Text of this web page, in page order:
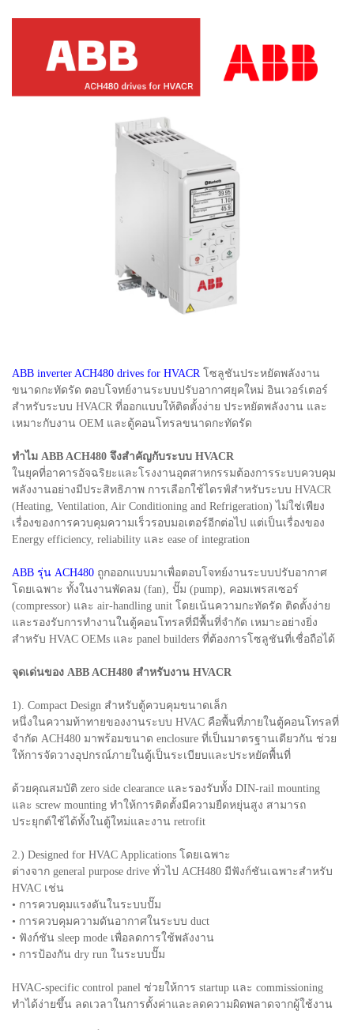
ABB inverter ACH480 drives for HVACR โซลูชันประหยัดพลังงาน
ขนาดกะทัดรัด ตอบโจทย์งานระบบปรับอากาศยุคใหม่ อินเวอร์เตอร์
สำหรับระบบ HVACR ที่ออกแบบให้ติดตั้งง่าย ประหยัดพลังงาน และ
เหมาะกับงาน OEM และตู้คอนโทรลขนาดกะทัดรัด
ทำไม ABB ACH480 จึงสำคัญกับระบบ HVACR
ในยุคที่อาคารอัจฉริยะและโรงงานอุตสาหกรรมต้องการระบบควบคุม
พลังงานอย่างมีประสิทธิภาพ การเลือกใช้ไดรฟ์สำหรับระบบ HVACR
(Heating, Ventilation, Air Conditioning and Refrigeration) ไม่ใช่เพียง
เรื่องของการควบคุมความเร็วรอบมอเตอร์อีกต่อไป แต่เป็นเรื่องของ
Energy efficiency, reliability และ ease of integration
ABB รุ่น ACH480 ถูกออกแบบมาเพื่อตอบโจทย์งานระบบปรับอากาศ
โดยเฉพาะ ทั้งในงานพัดลม (fan), ปั๊ม (pump), คอมเพรสเซอร์
(compressor) และ air-handling unit โดยเน้นความกะทัดรัด ติดตั้งง่าย
และรองรับการทำงานในตู้คอนโทรลที่มีพื้นที่จำกัด เหมาะอย่างยิ่ง
สำหรับ HVAC OEMs และ panel builders ที่ต้องการโซลูชันที่เชื่อถือได้
จุดเด่นของ ABB ACH480 สำหรับงาน HVACR
1). Compact Design สำหรับตู้ควบคุมขนาดเล็ก
หนึ่งในความท้าทายของงานระบบ HVAC คือพื้นที่ภายในตู้คอนโทรลที่
จำกัด ACH480 มาพร้อมขนาด enclosure ที่เป็นมาตรฐานเดียวกัน ช่วย
ให้การจัดวางอุปกรณ์ภายในตู้เป็นระเบียบและประหยัดพื้นที่
ด้วยคุณสมบัติ zero side clearance และรองรับทั้ง DIN-rail mounting
และ screw mounting ทำให้การติดตั้งมีความยืดหยุ่นสูง สามารถ
ประยุกต์ใช้ได้ทั้งในตู้ใหม่และงาน retrofit
2.) Designed for HVAC Applications โดยเฉพาะ
ต่างจาก general purpose drive ทั่วไป ACH480 มีฟังก์ชันเฉพาะสำหรับ
HVAC เช่น
• การควบคุมแรงดันในระบบปั๊ม
• การควบคุมความดันอากาศในระบบ duct
• ฟังก์ชัน sleep mode เพื่อลดการใช้พลังงาน
• การป้องกัน dry run ในระบบปั๊ม
HVAC-specific control panel ช่วยให้การ startup และ commissioning
ทำได้ง่ายขึ้น ลดเวลาในการตั้งค่าและลดความผิดพลาดจากผู้ใช้งาน